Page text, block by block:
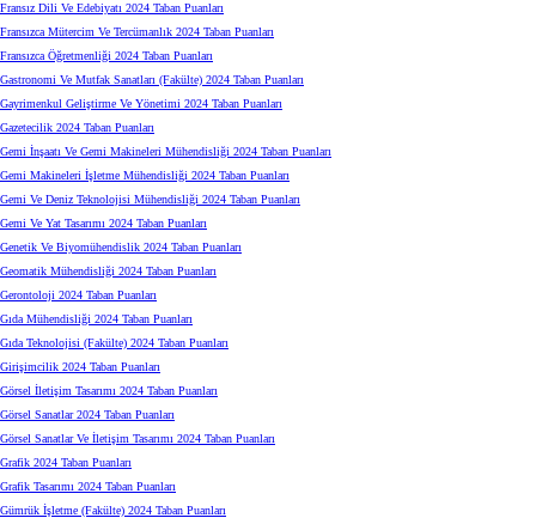
Fransız Dili Ve Edebiyatı 2024 Taban Puanları
Fransızca Mütercim Ve Tercümanlık 2024 Taban Puanları
Fransızca Öğretmenliği 2024 Taban Puanları
Gastronomi Ve Mutfak Sanatları (Fakülte) 2024 Taban Puanları
Gayrimenkul Geliştirme Ve Yönetimi 2024 Taban Puanları
Gazetecilik 2024 Taban Puanları
Gemi İnşaatı Ve Gemi Makineleri Mühendisliği 2024 Taban Puanları
Gemi Makineleri İşletme Mühendisliği 2024 Taban Puanları
Gemi Ve Deniz Teknolojisi Mühendisliği 2024 Taban Puanları
Gemi Ve Yat Tasarımı 2024 Taban Puanları
Genetik Ve Biyomühendislik 2024 Taban Puanları
Geomatik Mühendisliği 2024 Taban Puanları
Gerontoloji 2024 Taban Puanları
Gıda Mühendisliği 2024 Taban Puanları
Gıda Teknolojisi (Fakülte) 2024 Taban Puanları
Girişimcilik 2024 Taban Puanları
Görsel İletişim Tasarımı 2024 Taban Puanları
Görsel Sanatlar 2024 Taban Puanları
Görsel Sanatlar Ve İletişim Tasarımı 2024 Taban Puanları
Grafik 2024 Taban Puanları
Grafik Tasarımı 2024 Taban Puanları
Gümrük İşletme (Fakülte) 2024 Taban Puanları